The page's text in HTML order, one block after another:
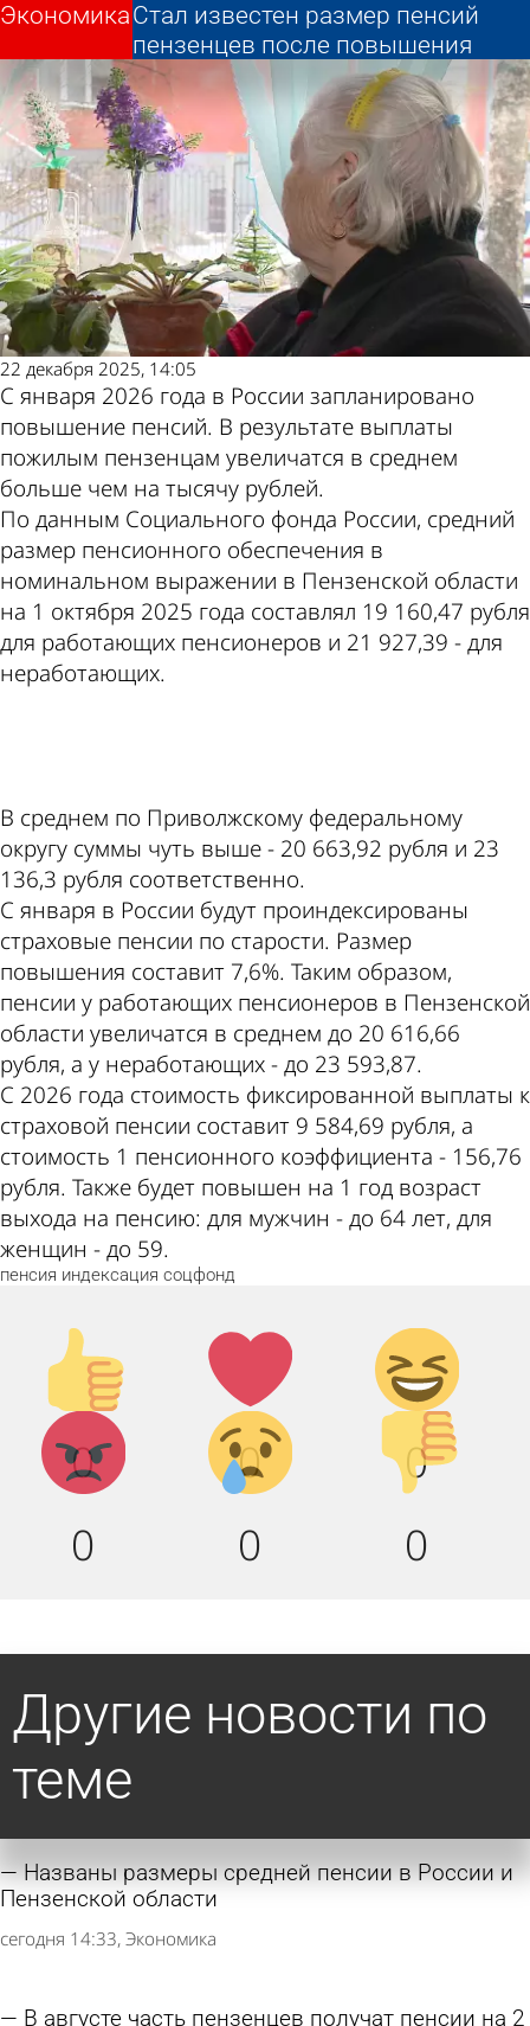
Стал известен размер пенсий
пензенцев после повышения
Экономика
22 декабря 2025, 14:05
С января 2026 года в России запланировано
повышение пенсий. В результате выплаты
пожилым пензенцам увеличатся в среднем
больше чем на тысячу рублей.
По данным Социального фонда России, средний
размер пенсионного обеспечения в
номинальном выражении в Пензенской области
на 1 октября 2025 года составлял 19 160,47 рубля
для работающих пенсионеров и 21 927,39 - для
неработающих.
В среднем по Приволжскому федеральному
округу суммы чуть выше - 20 663,92 рубля и 23
136,3 рубля соответственно.
С января в России будут проиндексированы
страховые пенсии по старости. Размер
повышения составит 7,6%. Таким образом,
пенсии у работающих пенсионеров в Пензенской
области увеличатся в среднем до 20 616,66
рубля, а у неработающих - до 23 593,87.
С 2026 года стоимость фиксированной выплаты к
страховой пенсии составит 9 584,69 рубля, а
стоимость 1 пенсионного коэффициента - 156,76
рубля. Также будет повышен на 1 год возраст
выхода на пенсию: для мужчин - до 64 лет, для
женщин - до 59.
пенсия индексация соцфонд
Палец
вверх!
1
Лайк!
0
Дикий
смех!
0
Агрессия!
1
Грусть :
(
1
Палец
вниз!
5
Стал известен размер пенсий
пензенцев после повышения
Экономика
Другие новости по
теме
Названы размеры средней пенсии в России и
Пензенской области
сегодня 14:33 Экономика
В августе часть пензенцев получат пенсии на 2
Другие новости по
теме
Погода и курсы
валют в Пензе